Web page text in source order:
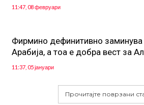
11:47, 08 февруари
Фирмино дефинитивно
Арабија, а тоа е добра вест за
11:37, 05 јануари
Прочитајте поврзани